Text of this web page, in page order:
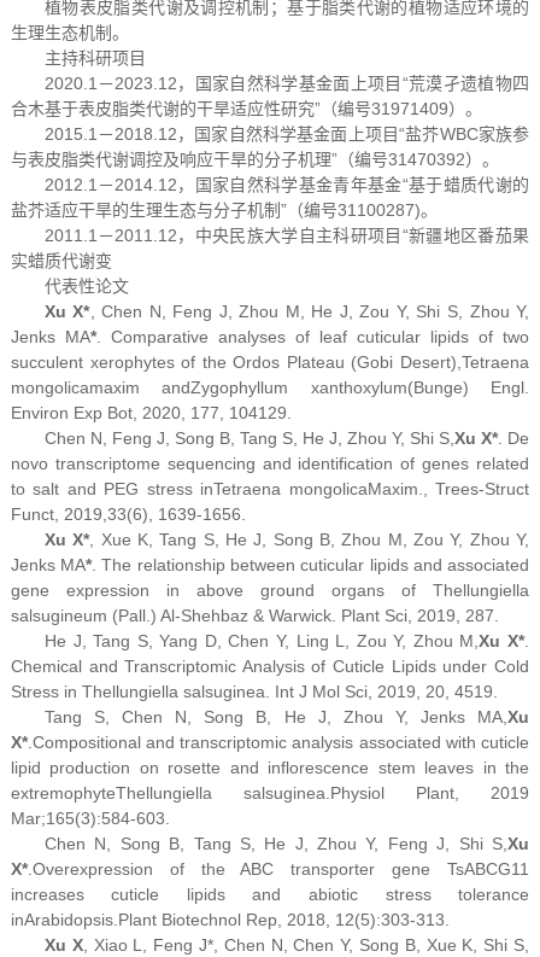
植物表皮脂类代谢及调控机制；基于脂类代谢的植物适应环境的
生理生态机制。
主持科研项目
2020.1－2023.12，国家自然科学基金面上项目“荒漠孑遗植物四
合木基于表皮脂类代谢的干旱适应性研究”（编号31971409）。
2015.1－2018.12，国家自然科学基金面上项目“盐芥WBC家族参
与表皮脂类代谢调控及响应干旱的分子机理”（编号31470392）。
2012.1－2014.12，国家自然科学基金青年基金“基于蜡质代谢的
盐芥适应干旱的生理生态与分子机制”（编号31100287)。
2011.1－2011.12，中央民族大学自主科研项目“新疆地区番茄果
实蜡质代谢变
代表性论文
Xu X*, Chen N, Feng J, Zhou M, He J, Zou Y, Shi S, Zhou Y,
Jenks MA*. Comparative analyses of leaf cuticular lipids of two
succulent xerophytes of the Ordos Plateau (Gobi Desert),Tetraena
mongolicamaxim andZygophyllum xanthoxylum(Bunge) Engl.
Environ Exp Bot, 2020, 177, 104129.
Chen N, Feng J, Song B, Tang S, He J, Zhou Y, Shi S,Xu X*. De
novo transcriptome sequencing and identification of genes related
to salt and PEG stress inTetraena mongolicaMaxim., Trees-Struct
Funct, 2019,33(6), 1639-1656.
Xu X*, Xue K, Tang S, He J, Song B, Zhou M, Zou Y, Zhou Y,
Jenks MA*. The relationship between cuticular lipids and associated
gene expression in above ground organs of Thellungiella
salsugineum (Pall.) Al-Shehbaz & Warwick. Plant Sci, 2019, 287.
He J, Tang S, Yang D, Chen Y, Ling L, Zou Y, Zhou M,Xu X*.
Chemical and Transcriptomic Analysis of Cuticle Lipids under Cold
Stress in Thellungiella salsuginea. Int J Mol Sci, 2019, 20, 4519.
Tang S, Chen N, Song B, He J, Zhou Y, Jenks MA,Xu
X*.Compositional and transcriptomic analysis associated with cuticle
lipid production on rosette and inflorescence stem leaves in the
extremophyteThellungiella salsuginea .Physiol Plant, 2019
Mar;165(3):584-603.
Chen N, Song B, Tang S, He J, Zhou Y, Feng J, Shi S,Xu
X*.Overexpression of the ABC transporter gene TsABCG11
increases cuticle lipids and abiotic stress tolerance
inArabidopsis. Plant Biotechnol Rep, 2018, 12(5):303-313.
Xu X, Xiao L, Feng J*, Chen N, Chen Y, Song B, Xue K, Shi S,